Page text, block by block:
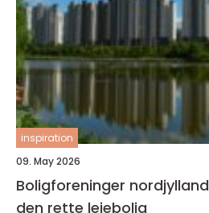
inspiration
09. May 2026
Boligforeninger nordjylland sådan finder du
den rette lejebolig